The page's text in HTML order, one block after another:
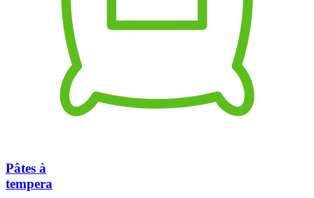
Pâtes à
tempera